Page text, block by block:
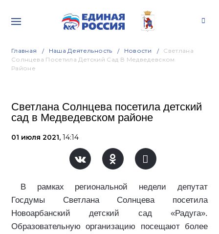
Главная Наша Деятельность Новости
Светлана
Солнцева Посетила Детский Сад В Медведевском
Районе
Светлана Солнцева посетила детский
сад в Медведевском районе
01 июля 2021, 14:14
В рамках региональной недели депутат
Госдумы Светлана Солнцева посетила
Новоарбанский детский сад «Радуга».
Образовательную организацию посещают более